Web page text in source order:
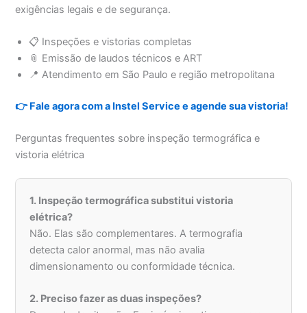
exigências legais e de segurança.
📋 Inspeções e vistorias completas
📎 Emissão de laudos técnicos e ART
📍 Atendimento em São Paulo e região metropolitana
👉 Fale agora com a Instel Service e agende sua vistoria!
Perguntas frequentes sobre inspeção termográfica e
vistoria elétrica
1. Inspeção termográfica substitui vistoria
elétrica?
Não. Elas são complementares. A termografia
detecta calor anormal, mas não avalia
dimensionamento ou conformidade técnica.
2. Preciso fazer as duas inspeções?